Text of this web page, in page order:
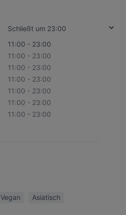
Schließt um 23:00
11:00 - 23:00
11:00 - 23:00
11:00 - 23:00
11:00 - 23:00
11:00 - 23:00
11:00 - 23:00
11:00 - 23:00
Vegan Asiatisch